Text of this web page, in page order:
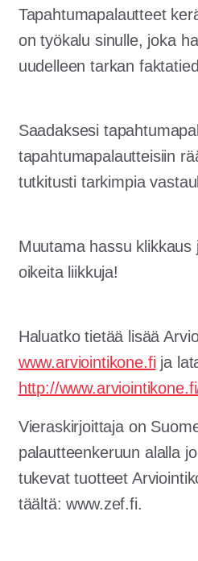
Tapahtumapalautteet
on työkalu sinulle, joka
uudelleen tarkan
Saadaksesi
tapahtumapalautteisiin
tutkitusti tarkimpia
Muutama hassu
oikeita liikkuja!
Haluatko tietää lisää
www.arviointikone.fi ja
http://
Vieraskirjoittaja on
palautteenkeruun alalla
tukevat tuotteet
täältä: www.zef.fi.